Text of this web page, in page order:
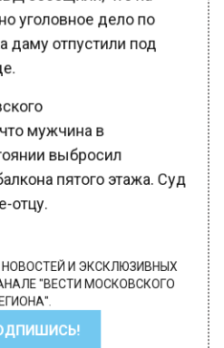
уголовное дело по
даму отпустили под
мужчина в
выбросил
пятого этажа. Суд
отцу.
И ЭКСКЛЮЗИВНЫХ
"ВЕСТИ МОСКОВСКОГО